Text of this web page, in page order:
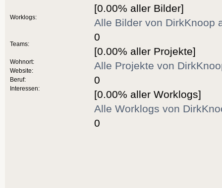
Worklogs:
Teams:
Wohnort:
Website:
Beruf:
Interessen:
[0.00% aller Bilder]
Alle Bilder von DirkKnoop
0
[0.00% aller Projekte]
Alle Projekte von
0
[0.00% aller Worklogs]
Alle Worklogs von
0